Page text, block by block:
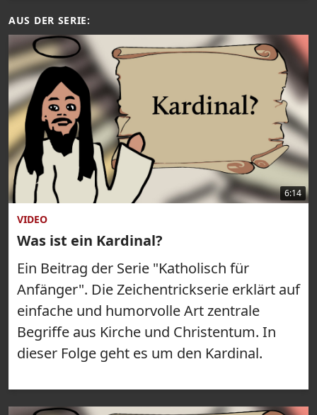
AUS DER SERIE:
6:14
VIDEO
Was ist ein Kardinal?
Ein Beitrag der Serie "Katholisch für
Anfänger". Die Zeichentrickserie erklärt auf
einfache und humorvolle Art zentrale
Begriffe aus Kirche und Christentum. In
dieser Folge geht es um den Kardinal.